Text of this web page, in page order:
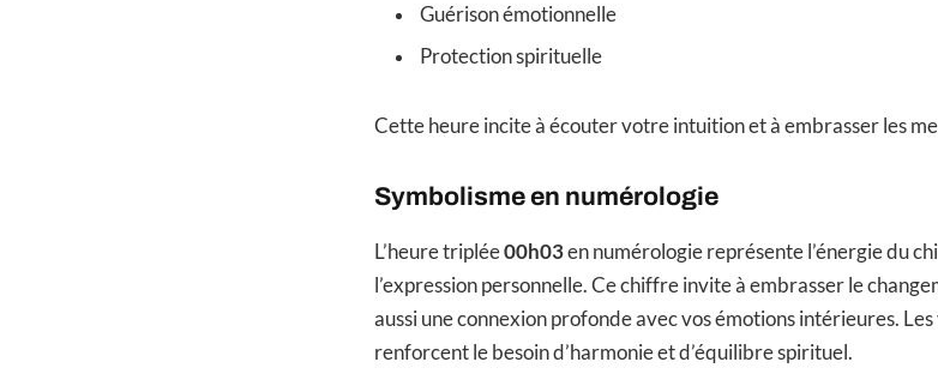
Guérison émotionnelle
Protection spirituelle
Cette heure incite à écouter votre intuition et à embrasser les
Symbolisme en numérologie
L’heure triplée00h03en numérologie représente l’énergie du
l’expression personnelle. Ce chiffre invite à embrasser le
aussi une connexion profonde avec vos émotions intérieures.
renforcent le besoin d’harmonie et d’équilibre spirituel.